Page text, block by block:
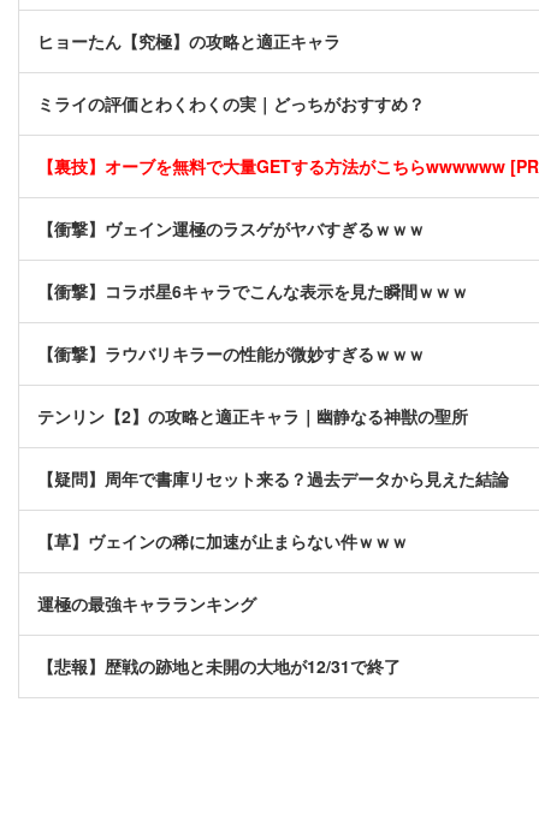
ヒョーたん【究極】の攻略と適正キャラ
ミライの評価とわくわくの実｜どっちがおすすめ？
【裏技】オーブを無料で大量GETする方法がこちらwwwwww
【衝撃】ヴェイン運極のラスゲがヤバすぎるｗｗｗ
【衝撃】コラボ星6キャラでこんな表示を見た瞬間ｗｗｗ
【衝撃】ラウバリキラーの性能が微妙すぎるｗｗｗ
テンリン【2】の攻略と適正キャラ｜幽静なる神獣の聖所
【疑問】周年で書庫リセット来る？過去データから見えた結論
【草】ヴェインの稀に加速が止まらない件ｗｗｗ
運極の最強キャラランキング
【悲報】歴戦の跡地と未開の大地が12/31で終了